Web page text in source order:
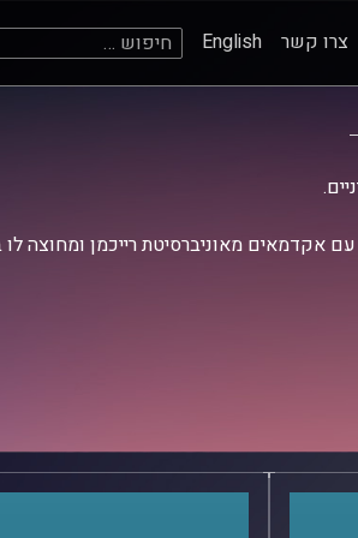
צרו קשר English חיפוש:
מאוניברסיטת רייכמן ומחוצה לו